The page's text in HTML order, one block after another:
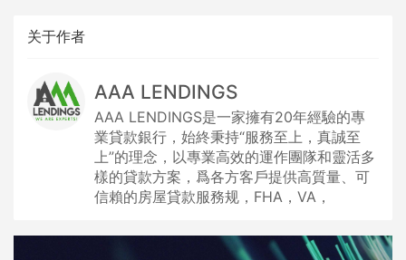
关于作者
AAA LENDINGS
AAA LENDINGS是一家擁有20年經驗的專
業貸款銀行，始終秉持“服務至上，真誠至
上”的理念，以專業高效的運作團隊和靈活多
樣的貸款方案，爲各方客戶提供高質量、可
信賴的房屋貸款服務规，FHA，VA，